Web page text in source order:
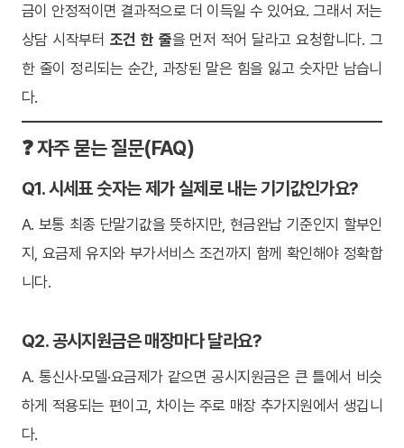
금이 안정적이면 결과적으로 더 이득일 수 있어요. 그래서 저는
상담 시작부터 조건 한 줄을 먼저 적어 달라고 요청합니다. 그
한 줄이 정리되는 순간, 과장된 말은 힘을 잃고 숫자만 남습니
다.
❓ 자주 묻는 질문(FAQ)
Q1. 시세표 숫자는 제가 실제로 내는 기기값인가요?
A. 보통 최종 단말기값을 뜻하지만, 현금완납 기준인지 할부인
지, 요금제 유지와 부가서비스 조건까지 함께 확인해야 정확합
니다.
Q2. 공시지원금은 매장마다 달라요?
A. 통신사·모델·요금제가 같으면 공시지원금은 큰 틀에서 비슷
하게 적용되는 편이고, 차이는 주로 매장 추가지원에서 생깁니
다.